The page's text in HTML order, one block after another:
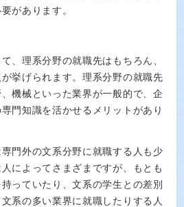
があります。
、理系分野の就職先はもちろん、
挙げられます。理系分野の就職先
機械といった業界が一般的で、企
門知識を活かせるメリットがあり
門外の文系分野に就職する人も少
によってさまざまですが、もとも
っていたり、文系の学生との差別
系の多い業界に就職したりする人